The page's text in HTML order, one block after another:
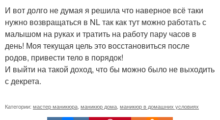
И вот долго не думая я решила что наверное всё таки
нужно возвращаться в NL так как тут можно работать с
малышом на руках и тратить на работу пару часов в
день! Моя текущая цель это восстановиться после
родов, привести тело в порядок!
И выйти на такой доход, что бы можно было не выходить
с декрета.
Категории: мастер маникюра маникюр дома маникюр в домашних условиях